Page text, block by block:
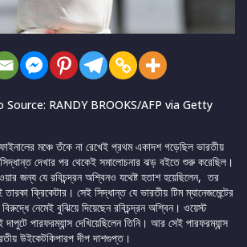
Source: RANDY BROOKS/AFP via Getty
মঞ্চে তঁকে না রেখেই প্রথম একাদশ গড়েছিল ভারতীয়
দেখার পর থেকেই সমালোচনার ঝড় বইতে শুরু করেছিল।
জন্য যে রবিচন্দ্রন অশ্বিনও যথেষ্ট হতাশ হয়েছিলেন, তর
ক্রিকেটার। সেই সিদ্ধান্ত যে ভারতীয় টিম ম্যানেজমেন্টের
নেমেই বুঝিয়ে দিয়েছেন রবিচন্দ্রন অশ্বিন। ওয়েস্ট
পারফরম্যান্স দেখিয়েছিলেন তিনি। আর সেই পারফরম্যান্স
উইকেটকিপারপ দীপ দাশগুপ্ত।